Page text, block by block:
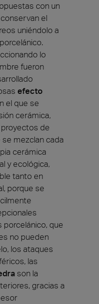
con un
el
uniéndolo a
lo
fueron
efecto
el que se
cerámica,
de
mezclan cada
cerámica
y ecológica,
tanto en
porque se
que
no pueden
los ataques
las
son la
gracias a